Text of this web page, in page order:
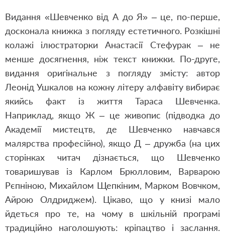
Видання «Шевченко від А до Я» – це, по-перше,
досконала книжка з погляду естетичного. Розкішні
колажі ілюстраторки Анастасії Стефурак – не
менше досягнення, ніж текст книжки. По-друге,
видання оригінальне з погляду змісту: автор
Леонід Ушкалов на кожну літеру алфавіту вибирає
якийсь факт із життя Тараса Шевченка.
Наприклад, якщо Ж – це живопис (підводка до
Академії мистецтв, де Шевченко навчався
малярства професійно), якщо Д – дружба (на цих
сторінках читач дізнається, що Шевченко
товаришував із Карлом Брюлловим, Варварою
Рєпніною, Михайлом Щепкіним, Марком Вовчком,
Айрою Олдриджем). Цікаво, що у книзі мало
йдеться про те, на чому в шкільній програмі
традиційно наголошують: кріпацтво і заслання.